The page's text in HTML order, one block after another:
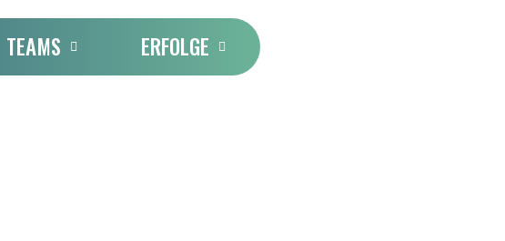
TEAMS ERFOLGE